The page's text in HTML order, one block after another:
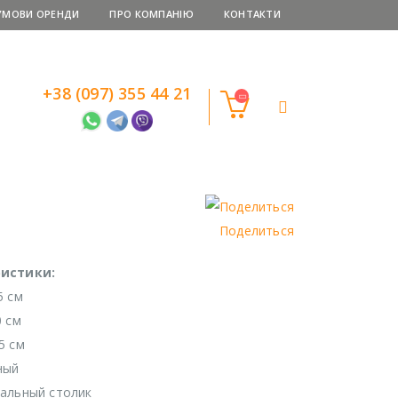
ОРЕНДИ ПРО КОМПАНІЮ КОНТАКТИ
+38 (097) 355 44 21
Поделиться
см
см
см
столик